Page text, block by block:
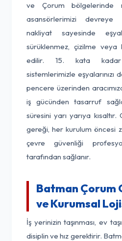
ve Çorum bölgelerinde
asansörlerimizi devreye
nakliyat sayesinde
sürüklenmez, çizilme veya
edilir. 15. kata kadar
sistemlerimizle
pencere üzerinden
iş gücünden tasarruf
süresini yarı yarıya
gereği, her kurulum öncesi
çevre güvenliği
tarafından sağlanır.
Batman Çorum
ve Kurumsal
İş yerinizin taşınması, ev
disiplin ve hız gerektirir.